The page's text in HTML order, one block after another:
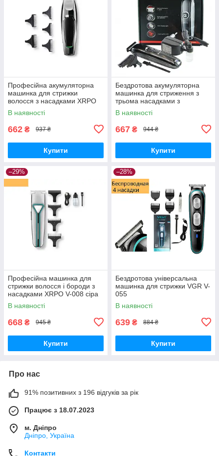
Професійна акумуляторна
машинка для стрижки
волосся з насадками XRPO
VGR-030 чорна (41242-
030_283)
В наявності
662 ₴ 937 ₴
Купити
Бездротова акумуляторна
машинка для стриження з
трьома насадками з
неіржавкої сталі Gemei GM-
6050
В наявності
667 ₴ 944 ₴
Купити
–29%
Професійна машинка для
стрижки волосся і бороди з
насадками XRPO V-008 сіра
(40948-V-008)
В наявності
668 ₴ 945 ₴
Купити
–28%
Бездротова універсальна
машинка для стрижки VGR V-
055
В наявності
639 ₴ 884 ₴
Купити
Про нас
91% позитивних з 196 відгуків за рік
Працює з 18.07.2023
м. Дніпро
Дніпро, Україна
Контакти